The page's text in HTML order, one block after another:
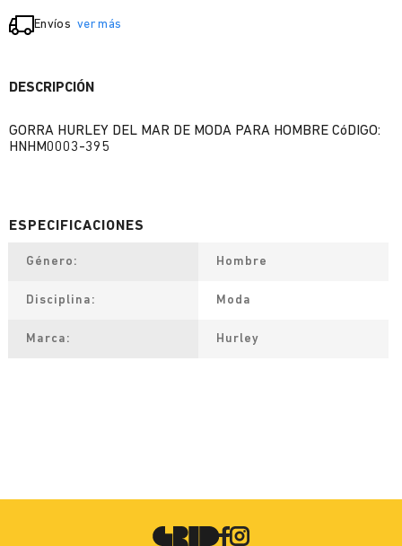
Envíos ver más
DESCRIPCIÓN
GORRA HURLEY DEL MAR DE MODA PARA HOMBRE CóDIGO:
HNHM0003-395
Género Hombre
Disciplina Moda
Marca Hurley